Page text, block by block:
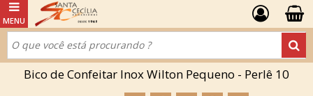
Bico de Confeitar Inox Wilton Pequeno - Perlê 10